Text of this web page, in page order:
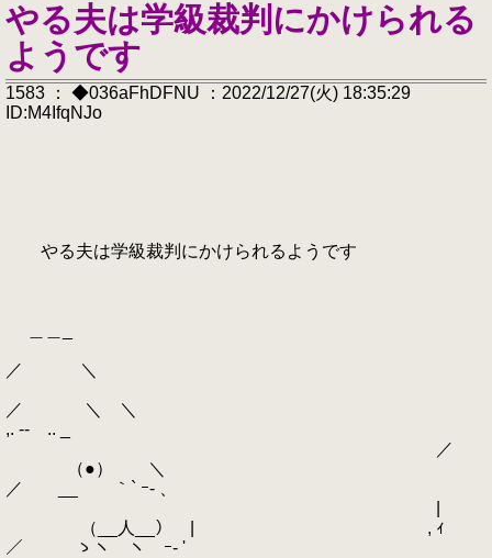
やる夫は学級裁判にかけられる
ようです
1583 ： ◆036aFhDFNU ：2022/12/27(火) 18:35:29
ID:M4IfqNJo
やる夫は学級裁判にかけられるようです
／ ＼
／ ＼ ＼
,. ‐- .. _
／
（●） ＼
／ __ ｀` ｰ- 、
（__人__） | , ｨ
／ ゝヽ￣ヽ ｰ- '